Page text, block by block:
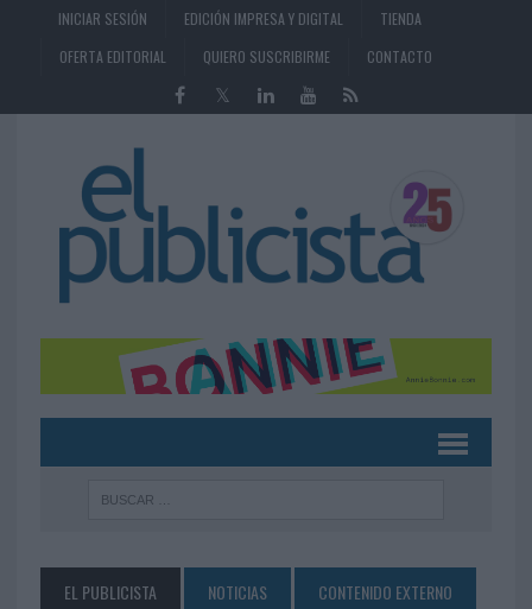
INICIAR SESIÓN EDICIÓN IMPRESA Y DIGITAL
TIENDA
OFERTA EDITORIAL
QUIERO SUSCRIBIRME CONTACTO
EL PUBLICISTA NOTICIAS CONTENIDO EXTERNO